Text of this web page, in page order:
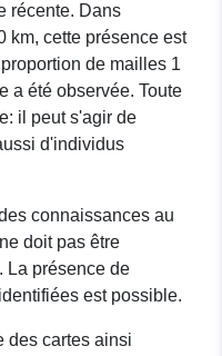
récente. Dans
km, cette présence est
de mailles 1
a été observée. Toute
il peut s'agir de
d'individus
connaissances au
doit pas être
La présence de
est possible.
des cartes ainsi